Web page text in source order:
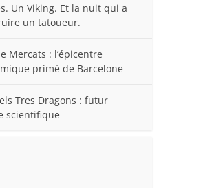
Un Viking. Et la nuit qui a
un tatoueur.
Mercats : l’épicentre
primé de Barcelone
Tres Dragons : futur
scientifique